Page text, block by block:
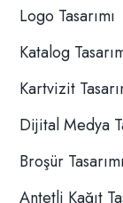
Logo Tasarımı
Katalog
Kartvizit
Dijital Medya
Broşür
Antetli Kağıt